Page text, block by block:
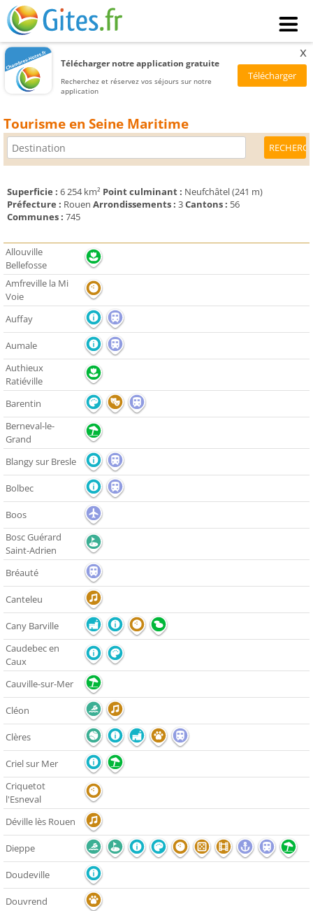
Télécharger notre application gratuite
Recherchez et réservez vos séjours sur notre
application
x
Tourisme en Seine Maritime
Superficie : 6 254 km² Point culminant : Neufchâtel (241 m)
Préfecture : Rouen Arrondissements : 3Cantons : 56
Communes : 745
Allouville
Bellefosse
Amfreville la Mi
Voie
Auffay
Aumale
Authieux
Ratiéville
Barentin
Berneval-le-
Grand
Blangy sur Bresle
Bolbec
Boos
Bosc Guérard
Saint-Adrien
Bréauté
Canteleu
Cany Barville
Caudebec en
Caux
Cauville-sur-Mer
Cléon
Clères
Criel sur Mer
Criquetot
l'Esneval
Déville lès Rouen
Dieppe
Doudeville
Douvrend